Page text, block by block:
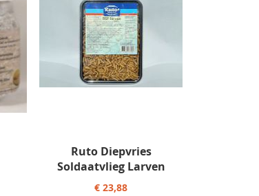
Ruto Diepvries
Soldaatvlieg Larven
€ 23,88